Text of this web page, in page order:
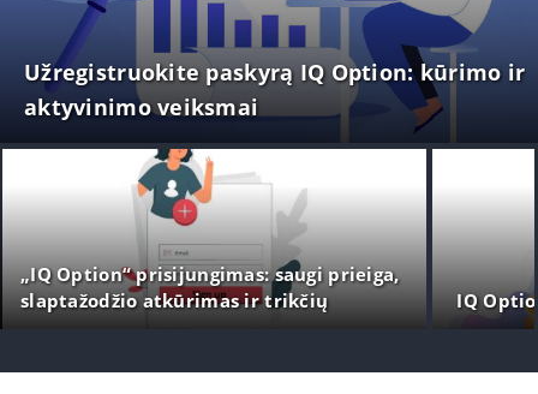
Užregistruokite paskyrą IQ Option: kūrimo ir
aktyvinimo veiksmai
„IQ Option“ prisijungimas: saugi prieiga,
slaptažodžio atkūrimas ir trikčių
IQ